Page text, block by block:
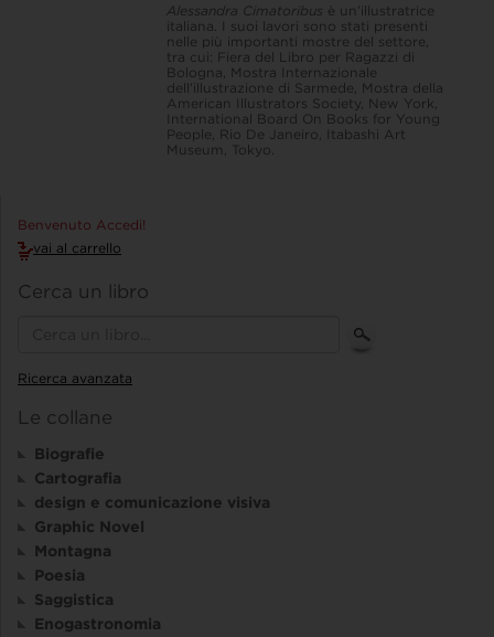
Alessandra Cimatoribus è un’illustratrice
italiana. I suoi lavori sono stati presenti
nelle più importanti mostre del settore,
tra cui: Fiera del Libro per Ragazzi di
Bologna, Mostra Internazionale
dell’illustrazione di Sarmede, Mostra della
American Illustrators Society, New York,
International Board On Books for Young
People, Rio De Janeiro, Itabashi Art
Museum, Tokyo.
Benvenuto Accedi!
vai al carrello
Cerca un libro
Ricerca avanzata
Le collane
Biografie
Cartografia
design e comunicazione visiva
Graphic Novel
Montagna
Poesia
Saggistica
Enogastronomia